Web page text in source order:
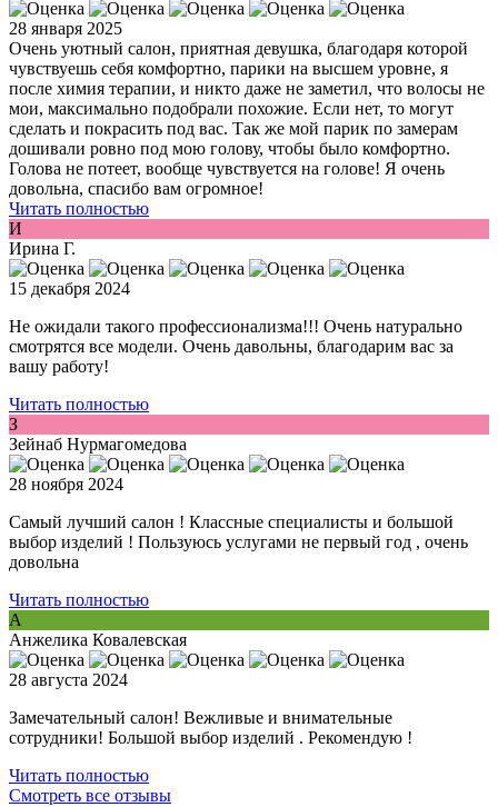
28 января 2025
Очень уютный салон, приятная девушка, благодаря которой
чувствуешь себя комфортно, парики на высшем уровне, я
после химия терапии, и никто даже не заметил, что волосы не
мои, максимально подобрали похожие. Если нет, то могут
сделать и покрасить под вас. Так же мой парик по замерам
дошивали ровно под мою голову, чтобы было комфортно.
Голова не потеет, вообще чувствуется на голове! Я очень
довольна, спасибо вам огромное!
Читать полностью
И
Ирина Г.
15 декабря 2024
Не ожидали такого профессионализма!!! Очень натурально
смотрятся все модели. Очень давольны, благодарим вас за
вашу работу!
Читать полностью
З
Зейнаб Нурмагомедова
28 ноября 2024
Самый лучший салон ! Классные специалисты и большой
выбор изделий ! Пользуюсь услугами не первый год , очень
довольна
Читать полностью
А
Анжелика Ковалевская
28 августа 2024
Замечательный салон! Вежливые и внимательные
сотрудники! Большой выбор изделий . Рекомендую !
Читать полностью
Смотреть все отзывы